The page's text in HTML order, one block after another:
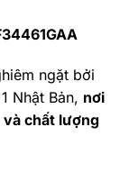
ngặt bởi
Nhật Bản, nơi
chất lượng